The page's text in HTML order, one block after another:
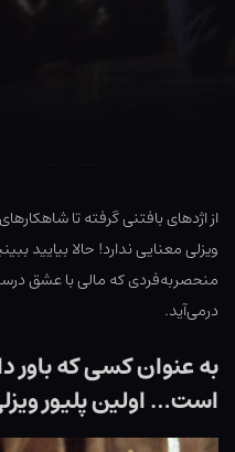
از اژدهای بافتنی گرفته تا
ویزلی معنایی ندارد! حالا بیایید
منحصربه‌فردی که مالی با عشق
درمی‌آید.
به عنوان کسی که باور
است… اولین پلیور